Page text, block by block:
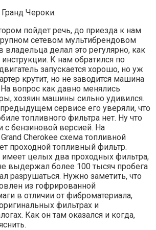
Чероки.
пойдет речь, до приезда к нам
сетевом мультибрендовом
владельца делал это регулярно, как
К нам обратился по
запускается хорошо, но уж
крутит, но не заводится машина
вопрос как давно менялись
хозяин машины сильно удивился.
сервисе его уверяли, что
топливного фильтра нет. Ну что
с бензиновой версией. На
Cherokee схема топливной
проходной топливный фильтр.
целых два проходных фильтра,
выдержал более 100 тысяч пробега
разрушаться. Нужно заметить, что
из гофрированной
в отличии от фиброматериала,
фильтрах и
Как он там оказался и когда,